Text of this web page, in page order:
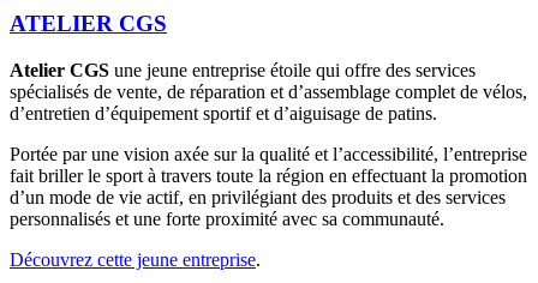
ATELIER CGS
Atelier CGS une jeune entreprise étoile qui offre des services
spécialisés de vente, de réparation et d’assemblage complet de vélos,
d’entretien d’équipement sportif et d’aiguisage de patins.
Portée par une vision axée sur la qualité et l’accessibilité, l’entreprise
fait briller le sport à travers toute la région en effectuant la promotion
d’un mode de vie actif, en privilégiant des produits et des services
personnalisés et une forte proximité avec sa communauté.
Découvrez cette jeune entreprise.